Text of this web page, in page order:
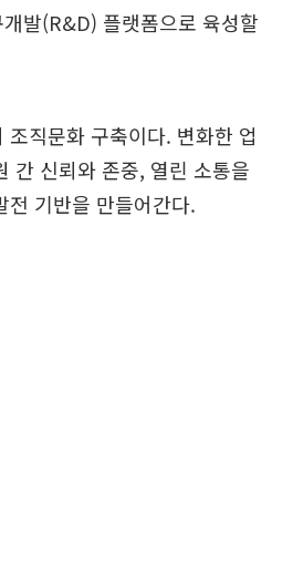
발(R&D) 플랫폼으로 육성할
직문화 구축이다. 변화한 업
간 신뢰와 존중, 열린 소통을
전 기반을 만들어간다.